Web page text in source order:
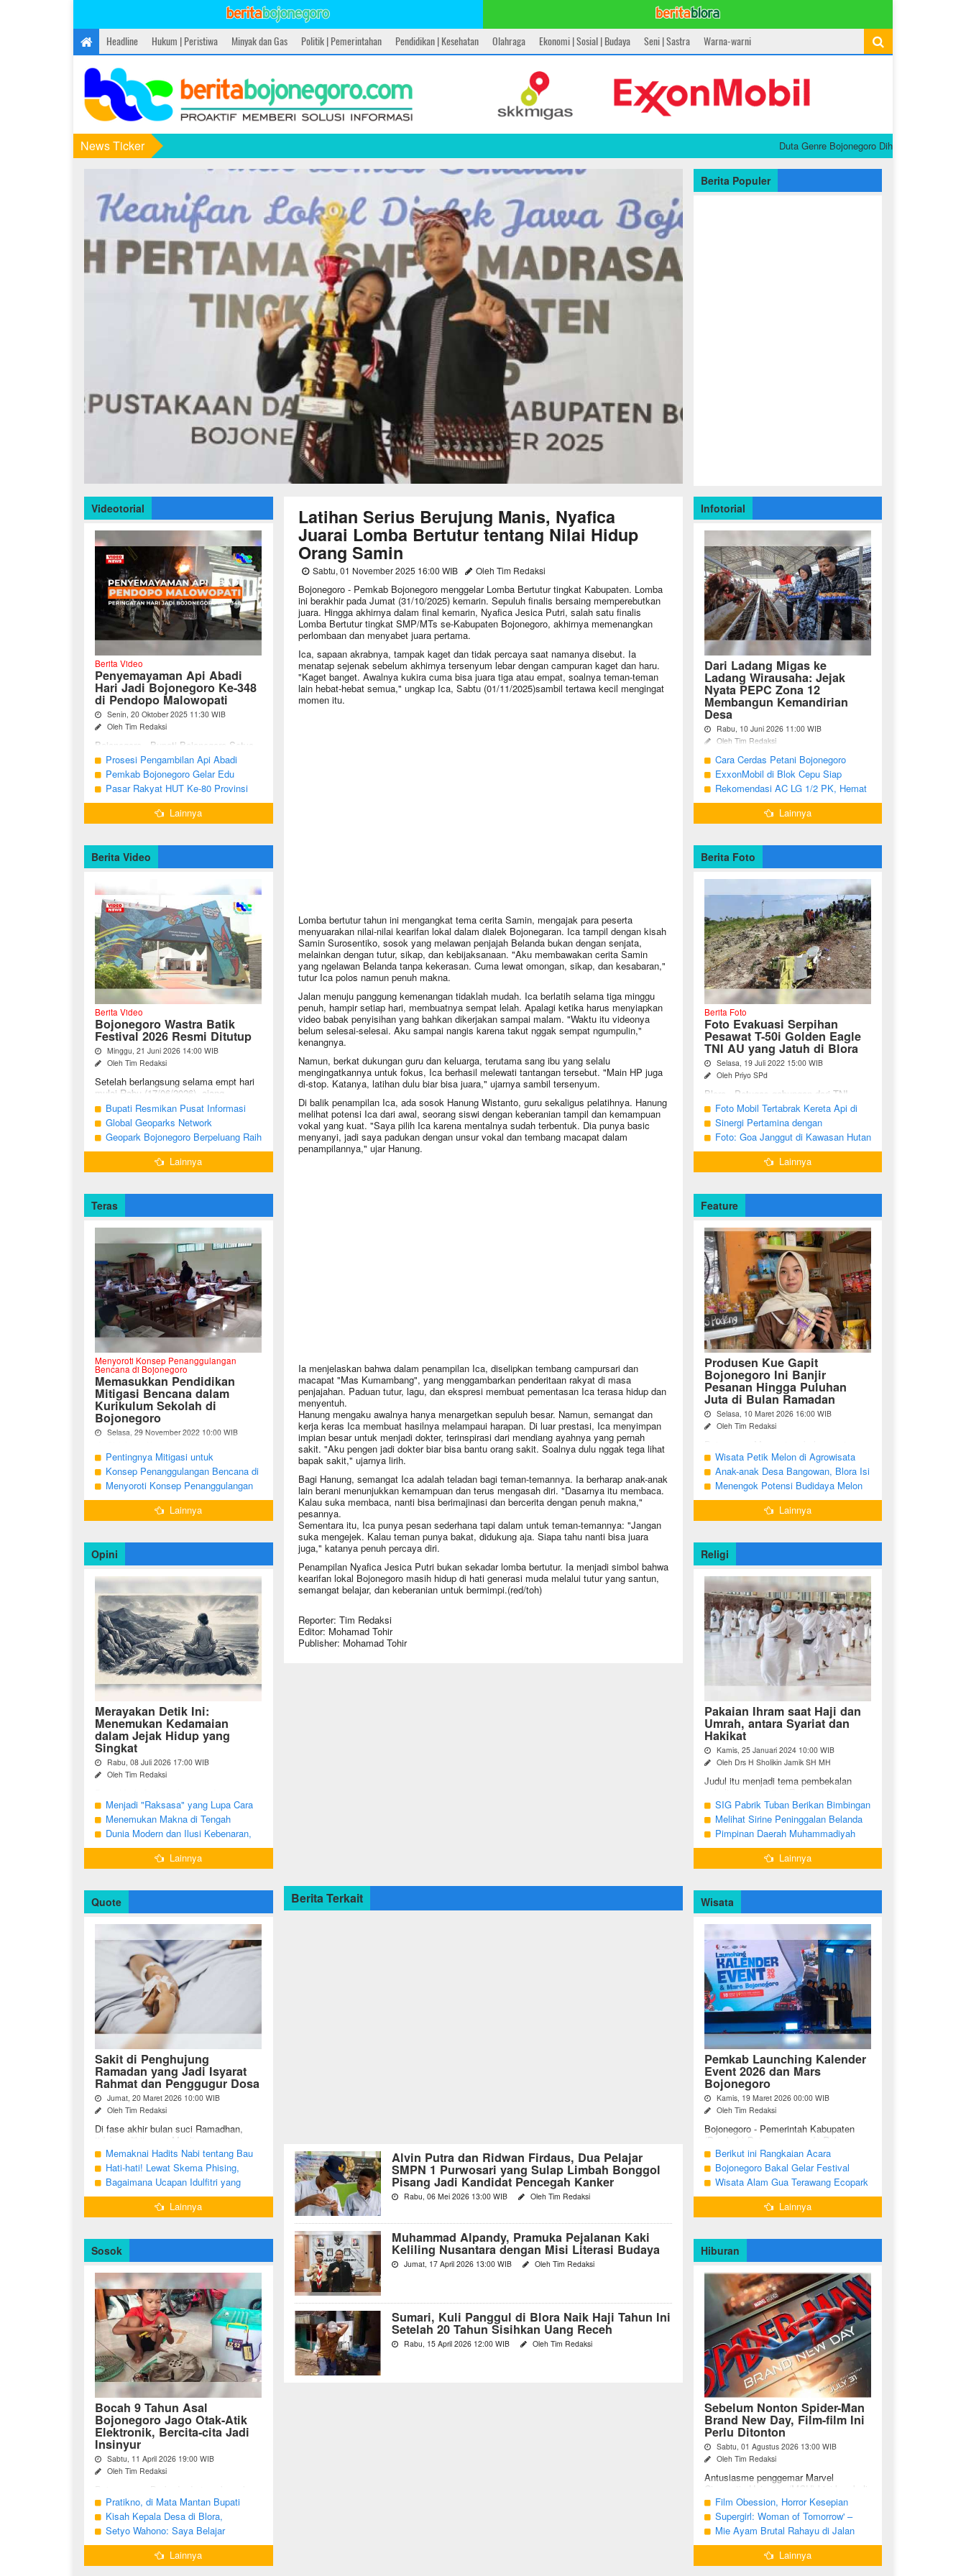
Headline Hukum | Peristiwa Minyak dan Gas Politik | Pemerintahan Pendidikan | Kesehatan Olahraga Ekonomi | Sosial | Budaya Seni | Sastra Warna-warni
News Ticker Duta Genre Bojonegoro Diharapkan Jadi Garda
Berita Populer
Latihan Serius Berujung Manis, Nyafica
Juarai Lomba Bertutur tentang Nilai Hidup
Orang Samin
Sabtu, 01 November 2025 16:00 WIB Oleh Tim Redaksi
Bojonegoro - Pemkab Bojonegoro menggelar Lomba Bertutur tingkat Kabupaten. Lomba
ini berakhir pada Jumat (31/10/2025) kemarin. Sepuluh finalis bersaing memperebutkan
juara. Hingga akhirnya dalam final kemarin, Nyafica Jesica Putri, salah satu finalis
Lomba Bertutur tingkat SMP/MTs se-Kabupaten Bojonegoro, akhirnya memenangkan
perlombaan dan menyabet juara pertama.
Ica, sapaan akrabnya, tampak kaget dan tidak percaya saat namanya disebut. Ia
menatap sejenak sebelum akhirnya tersenyum lebar dengan campuran kaget dan haru.
"Kaget banget. Awalnya kukira cuma bisa juara tiga atau empat, soalnya teman-teman
lain hebat-hebat semua," ungkap Ica, Sabtu (01/11/2025)sambil tertawa kecil mengingat
momen itu.
Lomba bertutur tahun ini mengangkat tema cerita Samin, mengajak para peserta
menyuarakan nilai-nilai kearifan lokal dalam dialek Bojonegaran. Ica tampil dengan kisah
Samin Surosentiko, sosok yang melawan penjajah Belanda bukan dengan senjata,
melainkan dengan tutur, sikap, dan kebijaksanaan. "Aku membawakan cerita Samin
yang ngelawan Belanda tanpa kekerasan. Cuma lewat omongan, sikap, dan kesabaran,"
tutur Ica polos namun penuh makna.
Jalan menuju panggung kemenangan tidaklah mudah. Ica berlatih selama tiga minggu
penuh, hampir setiap hari, membuatnya sempat lelah. Apalagi ketika harus menyiapkan
video babak penyisihan yang bahkan dikerjakan sampai malam. "Waktu itu videonya
belum selesai-selesai. Aku sampai nangis karena takut nggak sempat ngumpulin,"
kenangnya.
Namun, berkat dukungan guru dan keluarga, terutama sang ibu yang selalu
mengingatkannya untuk fokus, Ica berhasil melewati tantangan tersebut. "Main HP juga
di-stop. Katanya, latihan dulu biar bisa juara," ujarnya sambil tersenyum.
Di balik penampilan Ica, ada sosok Hanung Wistanto, guru sekaligus pelatihnya. Hanung
melihat potensi Ica dari awal, seorang siswi dengan keberanian tampil dan kemampuan
vokal yang kuat. "Saya pilih Ica karena mentalnya sudah terbentuk. Dia punya basic
menyanyi, jadi saya padukan dengan unsur vokal dan tembang macapat dalam
penampilannya," ujar Hanung.
Ia menjelaskan bahwa dalam penampilan Ica, diselipkan tembang campursari dan
macapat "Mas Kumambang", yang menggambarkan penderitaan rakyat di masa
penjajahan. Paduan tutur, lagu, dan ekspresi membuat pementasan Ica terasa hidup dan
menyentuh.
Hanung mengaku awalnya hanya menargetkan sepuluh besar. Namun, semangat dan
kerja keras Ica membuat hasilnya melampaui harapan. Di luar prestasi, Ica menyimpan
impian besar untuk menjadi dokter, terinspirasi dari mendiang ayahnya yang pernah
sakit. "Aku pengen jadi dokter biar bisa bantu orang sakit. Soalnya dulu nggak tega lihat
bapak sakit," ujarnya lirih.
Bagi Hanung, semangat Ica adalah teladan bagi teman-temannya. Ia berharap anak-anak
lain berani menunjukkan kemampuan dan terus mengasah diri. "Dasarnya itu membaca.
Kalau suka membaca, nanti bisa berimajinasi dan bercerita dengan penuh makna,"
pesannya.
Sementara itu, Ica punya pesan sederhana tapi dalam untuk teman-temannya: "Jangan
suka mengejek. Kalau teman punya bakat, didukung aja. Siapa tahu nanti bisa juara
juga," katanya penuh percaya diri.
Penampilan Nyafica Jesica Putri bukan sekadar lomba bertutur. Ia menjadi simbol bahwa
kearifan lokal Bojonegoro masih hidup di hati generasi muda melalui tutur yang santun,
semangat belajar, dan keberanian untuk bermimpi.(red/toh)
Reporter: Tim Redaksi
Editor: Mohamad Tohir
Publisher: Mohamad Tohir
Berita Terkait
Alvin Putra dan Ridwan Firdaus, Dua Pelajar
SMPN 1 Purwosari yang Sulap Limbah Bonggol
Pisang Jadi Kandidat Pencegah Kanker
Rabu, 06 Mei 2026 13:00 WIB Oleh Tim Redaksi
Muhammad Alpandy, Pramuka Pejalanan Kaki
Keliling Nusantara dengan Misi Literasi Budaya
Jumat, 17 April 2026 13:00 WIB Oleh Tim Redaksi
Sumari, Kuli Panggul di Blora Naik Haji Tahun Ini
Setelah 20 Tahun Sisihkan Uang Receh
Rabu, 15 April 2026 12:00 WIB Oleh Tim Redaksi
Videotorial
Berita Video
Penyemayaman Api Abadi
Hari Jadi Bojonegoro Ke-348
di Pendopo Malowopati
Senin, 20 Oktober 2025 11:30 WIB
Oleh Tim Redaksi
Bojonegoro - Bupati Bojonegoro Setyo
Wahono, didampingi Wakil Bupati Nurul
Azizah dan Ketua DPRD Abdulloh
Umar, bersama jajaran Forkopimda
Bojonegoro ...
Prosesi Pengambilan Api Abadi
Peringatan Hari Jadi Bojonegoro Ke-
348
Pemkab Bojonegoro Gelar Edu
Champ dan Coaching Clinic Seni
Reog dan Jaranan
Pasar Rakyat HUT Ke-80 Provinsi
Jawa Timur di Bojonegoro
Lainnya
Berita Video
Berita Video
Bojonegoro Wastra Batik
Festival 2026 Resmi Ditutup
Minggu, 21 Juni 2026 14:00 WIB
Oleh Tim Redaksi
Setelah berlangsung selama empt hari
mulai Rabu (17/06/2026), ajang
Bojonegoro Wastra Batik Festival
(BWBF) 2026 resmi ditutup oleh Ketua
Dekranasda ...
Bupati Resmikan Pusat Informasi
Geologi Geopark Bojonegoro
Global Geoparks Network
Association Kunjungi Sejumlah
Geosite di Bojonegoro
Geopark Bojonegoro Berpeluang Raih
UNESCO Global Geopark
Lainnya
Teras
Menyoroti Konsep Penanggulangan
Bencana di Bojonegoro
Memasukkan Pendidikan
Mitigasi Bencana dalam
Kurikulum Sekolah di
Bojonegoro
Selasa, 29 November 2022 10:00 WIB
"Berdasarkan Undang-undang Nomor 24
Tahun 2007, tentang Penanggulangan
Bencana, Pemerintah dan Pemerintah
Daerah menjadi penanggung jawab
dalam penyelenggaraan
penanggulangan bencana. ...
Pentingnya Mitigasi untuk
Mengurangi Risiko Bencana di
Bojonegoro
Konsep Penanggulangan Bencana di
Bojonegoro Masih Mengutamakan
Tanggap Darurat
Menyoroti Konsep Penanggulangan
Bencana di Kabupaten Bojonegoro
Lainnya
Opini
Merayakan Detik Ini:
Menemukan Kedamaian
dalam Jejak Hidup yang
Singkat
Rabu, 08 Juli 2026 17:00 WIB
Oleh Tim Redaksi
pagi, menatap cermin, dan menyadari
bahwa garis-garis halus di wajah bukan
sekadar tanda penuaan, melainkan ...
Menjadi "Raksasa" yang Lupa Cara
Jadi Manusia
Menemukan Makna di Tengah
Langkah yang Belum Selesai
Dunia Modern dan Ilusi Kebenaran,
Antara Kesadaran dan terjebak Tipu
Lainnya
Quote
Sakit di Penghujung
Ramadan yang Jadi Isyarat
Rahmat dan Penggugur Dosa
Jumat, 20 Maret 2026 10:00 WIB
Oleh Tim Redaksi
Di fase akhir bulan suci Ramadhan,
tidak sedikit umat Muslim yang justru
diuji dengan kondisi kesehatan yang
menurun. Di tengah ...
Memaknai Hadits Nabi tentang Bau
Mulut Orang Berpuasa Secara Bijak
Agar Tidak Menggangu
Hati-hati! Lewat Skema Phising,
Akun Instagram Bisa Dibajak Kurang
dari 3 Menit
Bagaimana Ucapan Idulfitri yang
Benar Sesuai Sunah Rasulullah
Lainnya
Sosok
Bocah 9 Tahun Asal
Bojonegoro Jago Otak-Atik
Elektronik, Bercita-cita Jadi
Insinyur
Sabtu, 11 April 2026 19:00 WIB
Oleh Tim Redaksi
seusianya, seorang bocah dari Desa
Growok, Kecamatan Dander, Kabupaten
Bojonegoro ini justru memiliki minat
besar ...
Pratikno, di Mata Mantan Bupati
Bojonegoro, Kang Yoto
Kisah Kepala Desa di Blora,
Menjabat Tiga Periode Tapi Masih
Hidup Sederhana
Setyo Wahono: Saya Belajar
Pengabdian dari Orang Tua
Lainnya
Infotorial
Dari Ladang Migas ke
Ladang Wirausaha: Jejak
Nyata PEPC Zona 12
Membangun Kemandirian
Desa
Rabu, 10 Juni 2026 11:00 WIB
Oleh Tim Redaksi
Bojonegoro - Berakhirnya fase
pengembangan Proyek Gas Jambaran-
Tiung Biru (JTB) pada 2021 menjadi
titik balik bagi ratusan pemuda Desa
Bandungrejo, ...
Cara Cerdas Petani Bojonegoro
Menguatkan Ekonomi Keluarga
ExxonMobil di Blok Cepu Siap
Hadapi Target Produksi 2026
Rekomendasi AC LG 1/2 PK, Hemat
Listrik dan Pendinginan Maksimal
Lainnya
Berita Foto
Berita Foto
Foto Evakuasi Serpihan
Pesawat T-50i Golden Eagle
TNI AU yang Jatuh di Blora
Selasa, 19 Juli 2022 15:00 WIB
Oleh Priyo SPd
Blora - Petugas gabungan dari TNI,
Polri, BPBD dan warga sekitar terus
melakukan pencarian terhadap serpihan
pesawat tempur T-50i Golden ...
Foto Mobil Tertabrak Kereta Api di
Kalitidu, Bojonegoro
Sinergi Pertamina dengan
Masyarakat Desa
Foto: Goa Janggut di Kawasan Hutan
Ngorogunung, Bubulan, Bojonegoro
Lainnya
Feature
Produsen Kue Gapit
Bojonegoro Ini Banjir
Pesanan Hingga Puluhan
Juta di Bulan Ramadan
Selasa, 10 Maret 2026 16:00 WIB
Oleh Tim Redaksi
Ramadan membawa keberkahan
tersendiri bagi para pelaku Usaha Mikro
Kecil dan Menengah (UMKM) di
Kabupaten Bojonegoro. ...
Wisata Petik Melon di Agrowisata
Girli Farm Blora, Tak Sampai 5 Hari
Sudah Ludes Terjual
Anak-anak Desa Bangowan, Blora Isi
Waktu Jelang Buka Puasa dengan
Latihan Gamelan
Menengok Potensi Budidaya Melon
Menggunakan Greenhouse di
Lainnya
Religi
Pakaian Ihram saat Haji dan
Umrah, antara Syariat dan
Hakikat
Kamis, 25 Januari 2024 10:00 WIB
Oleh Drs H Sholikin Jamik SH MH
Judul itu menjadi tema pembekalan
(24/01/2024) di Masjid Nabawi al
Munawaroh, Madinah, kepada jemaah
umrah dari ...
SIG Pabrik Tuban Berikan Bimbingan
Manasik Haji kepada CJH Kabupaten
Tuban
Melihat Sirine Peninggalan Belanda
Penanda Buka Puasa di Pendopo
Bupati Blora
Pimpinan Daerah Muhammadiyah
Bojonegoro Akan Gelar Salat
Iduladha 9 Juli 2022
Lainnya
Wisata
Pemkab Launching Kalender
Event 2026 dan Mars
Bojonegoro
Kamis, 19 Maret 2026 00:00 WIB
Oleh Tim Redaksi
Bojonegoro - Pemerintah Kabupaten
(Pemkab) Bojonegoro, pada Rabu
malam (18/03/2026), bertempat di Jalan
Mas Tumapel Bojoonegoro,
melaunching Kalender Event
Bojonegoro ...
Berikut ini Rangkaian Acara
Peringatan Hari Jadi Bojonegoro Ke-
348 Tahun 2025
Bojonegoro Bakal Gelar Festival
Geopark 2025
Wisata Alam Gua Terawang Ecopark
Blora Kini Semakin Menarik
Lainnya
Hiburan
Sebelum Nonton Spider-Man
Brand New Day, Film-film Ini
Perlu Ditonton
Sabtu, 01 Agustus 2026 13:00 WIB
Oleh Tim Redaksi
Antusiasme penggemar Marvel
Cinematic Universe (MCU) kini kembali
meningkat seiring tayangnya
petualangan terbaru Spider-Man Brand
New Day. Bagi penggemar garis ...
Film Obession, Horror Kesepian
Generasi Saat Ini
Supergirl: Woman of Tomorrow' –
Potensi yang Terperangkap dalam
Narasi Generik
Mie Ayam Brutal Rahayu di Jalan
Pemuda Bojonegoro, Kuliner dengan
Banyak Pilihan Menu
Lainnya